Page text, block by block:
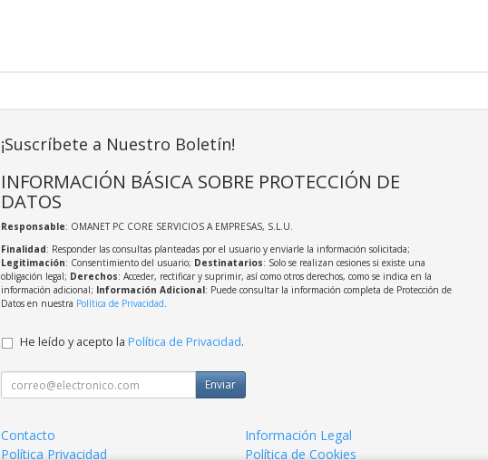
¡Suscríbete a Nuestro Boletín!
INFORMACIÓN BÁSICA SOBRE PROTECCIÓN DE
DATOS
Responsable: OMANET PC CORE SERVICIOS A EMPRESAS, S.L.U.
Finalidad: Responder las consultas planteadas por el usuario y enviarle la información solicitada;
Legitimación: Consentimiento del usuario; Destinatarios: Solo se realizan cesiones si existe una
obligación legal; Derechos: Acceder, rectificar y suprimir, así como otros derechos, como se indica en la
información adicional; Información Adicional: Puede consultar la información completa de Protección de
Datos en nuestra Política de Privacidad.
He leído y acepto la Política de Privacidad.
Enviar
Contacto
Información Legal
Política Privacidad
Política de Cookies